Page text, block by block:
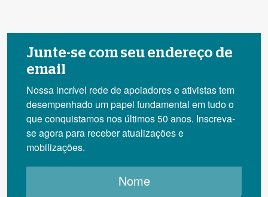
Junte-se com seu endereço de
email
Nossa incrível rede de apoiadores e ativistas tem
desempenhado um papel fundamental em tudo o
que conquistamos nos últimos 50 anos. Inscreva-
se agora para receber atualizações e
mobilizações.